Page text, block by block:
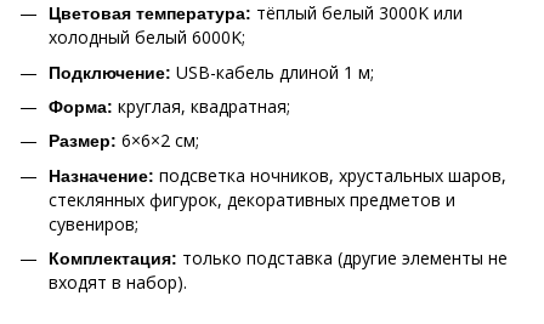
Цветовая температура: тёплый белый 3000K или
холодный белый 6000K;
Подключение: USB-кабель длиной 1 м;
Форма: круглая, квадратная;
Размер: 6×6×2 см;
Назначение: подсветка ночников, хрустальных шаров,
стеклянных фигурок, декоративных предметов и
сувениров;
Комплектация: только подставка (другие элементы не
входят в набор).